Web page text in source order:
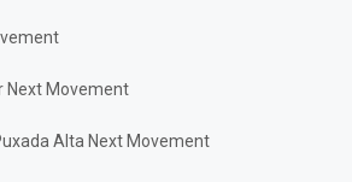
Next Movement
Alta Next Movement